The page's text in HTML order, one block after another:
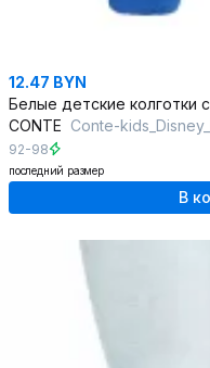
12.47 BYN
CONTE Conte-
92-98
последний размер
В